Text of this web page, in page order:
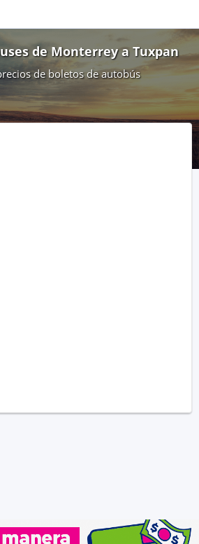
de Monterrey a Tuxpan
de boletos de autobús